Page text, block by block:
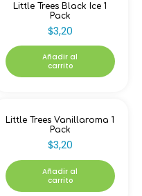
Little Trees Black Ice 1
Pack
$3,20
Añadir al
carrito
Little Trees Vanillaroma 1
Pack
$3,20
Añadir al
carrito